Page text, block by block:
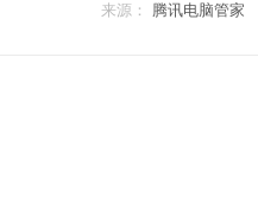
来源： 腾讯电脑管家